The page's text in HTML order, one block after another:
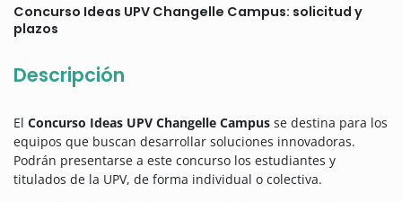
Concurso Ideas UPV Changelle Campus: solicitud y
plazos
Descripción
El Concurso Ideas UPV Changelle Campus se destina para los
equipos que buscan desarrollar soluciones innovadoras.
Podrán presentarse a este concurso los estudiantes y
titulados de la UPV, de forma individual o colectiva.